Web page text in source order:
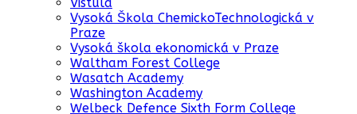
Vysoká Škola ChemickoTechnologická v
Praze
Vysoká škola ekonomická v Praze
Waltham Forest College
Wasatch Academy
Washington Academy
Welbeck Defence Sixth Form College